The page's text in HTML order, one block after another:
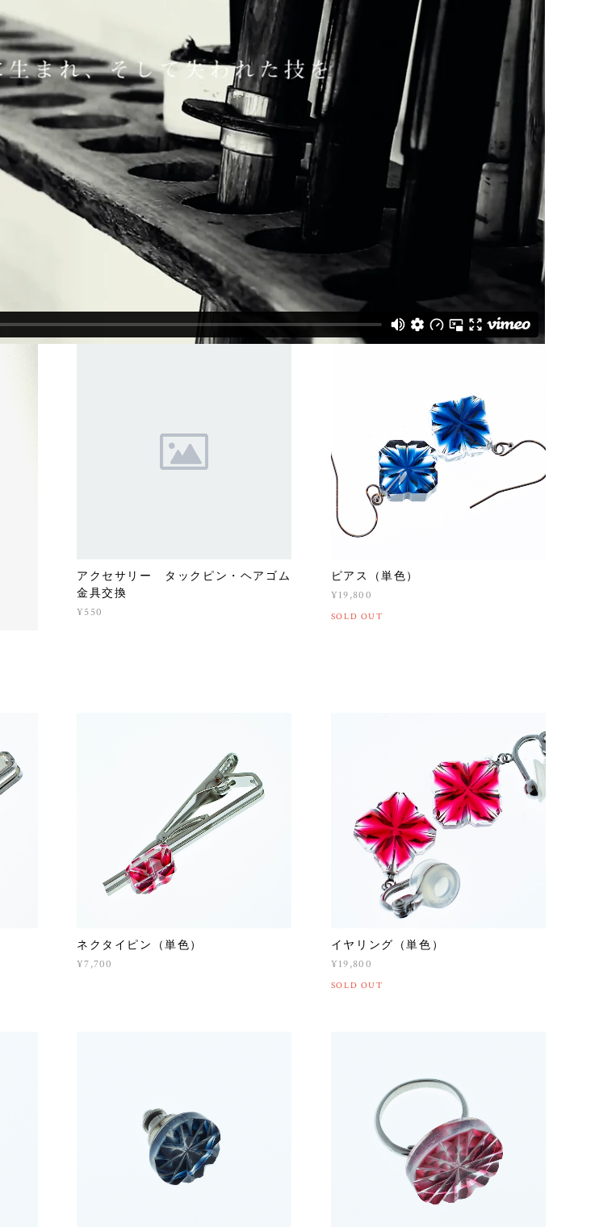
アクセサリー タックピン・ヘアゴム
金具交換
¥550
ピアス（単色）
¥19,800
SOLD OUT
ネクタイピン（単色）
¥7,700
イヤリング（単色）
¥19,800
SOLD OUT